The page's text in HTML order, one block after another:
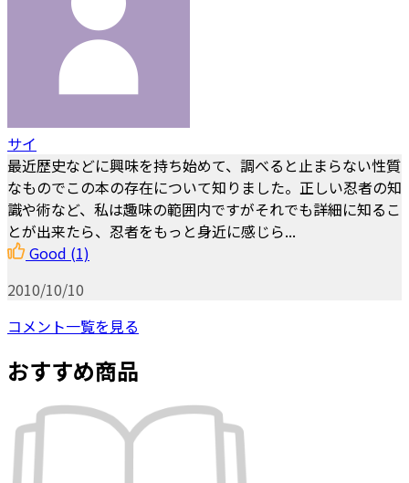
サイ
最近歴史などに興味を持ち始めて、調べると止まらない性質
なものでこの本の存在について知りました。正しい忍者の知
識や術など、私は趣味の範囲内ですがそれでも詳細に知るこ
とが出来たら、忍者をもっと身近に感じら...
Good (1)
2010/10/10
コメント一覧を見る
おすすめ商品